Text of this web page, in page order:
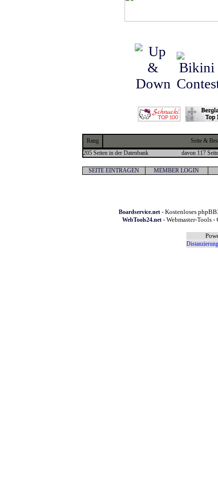
Rang
Seite &
205 Seiten in der Datenbank
davon 117
SEITE EINTRAGEN MEMBER LOGIN
Boardservice.net- Kostenloses
WebTools24.net- Webmaster-Tools -